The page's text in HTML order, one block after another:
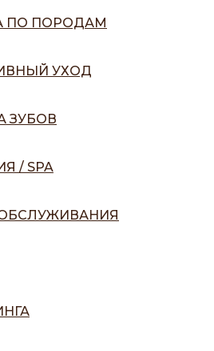
ПО ПОРОДАМ
УХОД
ЗУБОВ
/ SPA